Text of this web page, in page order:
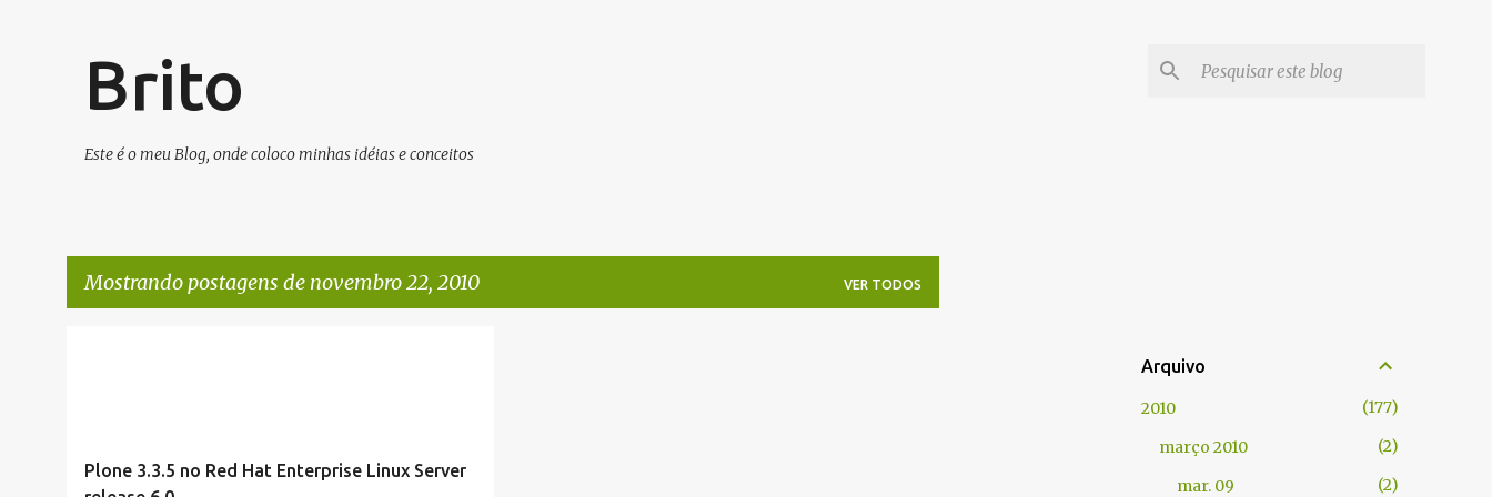
Brito
Este é o meu Blog, onde coloco minhas idéias e conceitos
Mostrando postagens de novembro 22, 2010 VER TODOS
Plone 3.3.5 no Red Hat Enterprise Linux Server
Arquivo
2010
177
março 2010
2
mar. 09
2